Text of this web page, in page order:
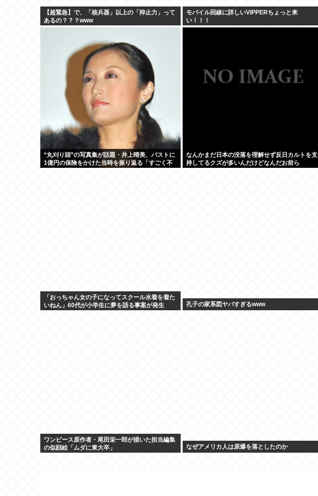
【超緊急】で、「核兵器」以上の「抑止力」って
あるの？？？www
モバイル回線に詳しいVIPPERちょっと来
い！！！
“丸刈り頭”の写真集が話題・井上晴美、バストに
1億円の保険をかけた当時を振り返る「すごく不
なんかまだ日本の没落を理解せず反日カルトを支
持してるクズが多いんだけどなんだお前ら
「おっちゃん女の子になってスクール水着を着た
いねん」60代が小学生に夢を語る事案が発生
孔子の家系図ヤバすぎるwww
ワンピース原作者・尾田栄一郎が描いた担当編集
の似顔絵「ムダに東大卒」
なぜアメリカ人は原爆を落としたのか